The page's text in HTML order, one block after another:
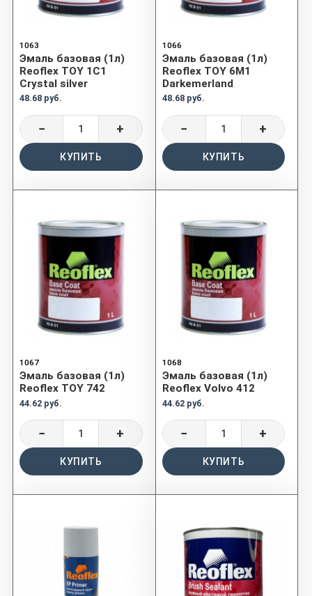
1063
Эмаль базовая (1л)
Reoflex TOY 1C1
Crystal silver
48.68 руб.
− +
КУПИТЬ
1066
Эмаль базовая (1л)
Reoflex TOY 6M1
Darkemerland
48.68 руб.
− +
КУПИТЬ
1067
Эмаль базовая (1л)
Reoflex TOY 742
44.62 руб.
− +
КУПИТЬ
1068
Эмаль базовая (1л)
Reoflex Volvo 412
44.62 руб.
− +
КУПИТЬ